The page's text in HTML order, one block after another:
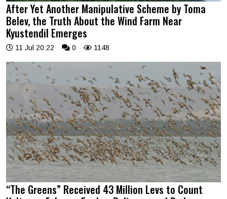
After Yet Another Manipulative Scheme by Toma
Belev, the Truth About the Wind Farm Near
Kyustendil Emerges
11 Jul 20:22 0 1148
“The Greens” Received 43 Million Levs to Count